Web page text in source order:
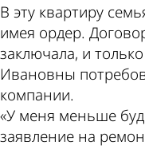
В эту квартиру
имея ордер.
заключала, и
Ивановны
компании.
«У меня меньше
заявление на